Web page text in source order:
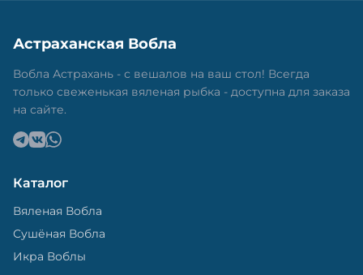
Астраханская Вобла
Вобла Астрахань - с вешалов на ваш стол! Всегда
только свеженькая вяленая рыбка - доступна для заказа
на сайте.
Каталог
Вяленая Вобла
Сушёная Вобла
Икра Воблы